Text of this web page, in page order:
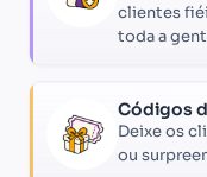
clientes
toda a
Códigos
Deixe os
ou